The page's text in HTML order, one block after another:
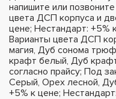
напишите или
цвета ДСП корпуса и
цене; Нестандарт: +5%
Варианты цвета ДСП
магия, Дуб сонома
крафт белый, Дуб
согласно прайсу; Под
Серый, Орех лесной,
+5% к цене;